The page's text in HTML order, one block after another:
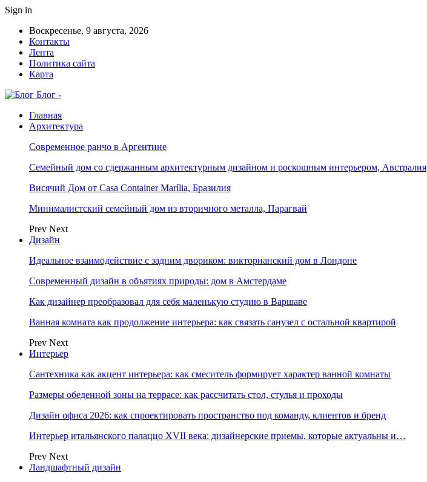
Sign in
Воскресенье, 9 августа, 2026
Контакты
Лента
Политика сайта
Карта
Блог -
Главная
Архитектура
Современное ранчо в Аргентине
Семейный дом со сдержанным архитектурным дизайном и роскошным интерьером, Австралия
Висячий Дом от Casa Container Marília, Бразилия
Минималистский семейный дом из вторичного металла, Парагвай
Prev Next
Дизайн
Идеальное взаимодействие с задним двориком: викторианский дом в Лондоне
Современный дизайн в объятиях природы: дом в Амстердаме
Как дизайнер преобразовал для себя маленькую студию в Варшаве
Ванная комната как продолжение интерьера: как связать санузел с остальной квартирой
Prev Next
Интерьер
Сантехника как акцент интерьера: как смеситель формирует характер ванной комнаты
Размеры обеденной зоны на террасе: как рассчитать стол, стулья и проходы
Дизайн офиса 2026: как спроектировать пространство под команду, клиентов и бренд
Интерьер итальянского палаццо XVII века: дизайнерские приемы, которые актуальны и…
Prev Next
Ландшафтный дизайн